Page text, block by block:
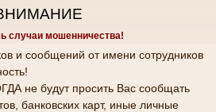
случаи мошенничества!
и сообщений от имени сотрудников
не будут просить Вас сообщать
банковских карт, иные личные